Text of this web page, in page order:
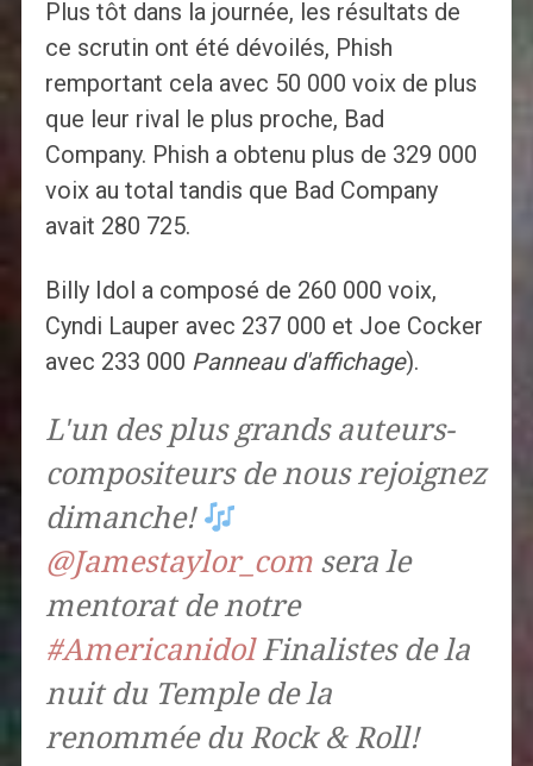
Plus tôt dans la journée, les résultats de
ce scrutin ont été dévoilés, Phish
remportant cela avec 50 000 voix de plus
que leur rival le plus proche, Bad
Company. Phish a obtenu plus de 329 000
voix au total tandis que Bad Company
avait 280 725.
Billy Idol a composé de 260 000 voix,
Cyndi Lauper avec 237 000 et Joe Cocker
avec 233 000 Panneau d'affichage).
L'un des plus grands auteurs-
compositeurs de nous rejoignez
dimanche!
@Jamestaylor_comsera le
mentorat de notre
#AmericanidolFinalistes de la
nuit du Temple de la
renommée du Rock & Roll!